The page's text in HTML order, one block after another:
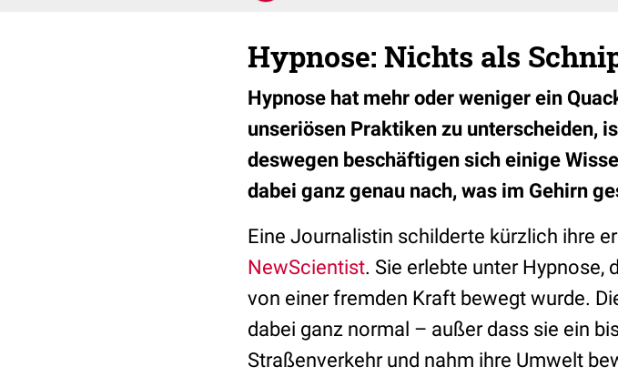
Hypnose: Nichts als
Hypnose hat mehr oder weniger ein
unseriösen Praktiken zu unterscheiden,
deswegen beschäftigen sich einige
dabei ganz genau nach, was im Gehirn
Eine Journalistin schilderte kürzlich ihre
NewScientist. Sie erlebte unter Hypnose,
von einer fremden Kraft bewegt wurde.
dabei ganz normal – außer dass sie ein
Straßenverkehr und nahm ihre Umwelt